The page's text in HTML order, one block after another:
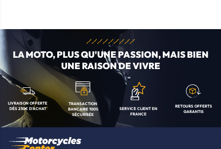
LIVRAISON OFFERTE
DÈS 250€ D'ACHAT
TRANSACTION
BANCAIRE 100%
SÉCURISÉE
LA MOTO, PLUS QU'UNEPASSION, MAIS BIEN
UNE RAISON DE VIVRE
SERVICE CLIENT EN
FRANCE
RETOURS OFFERTS
GARANTIS